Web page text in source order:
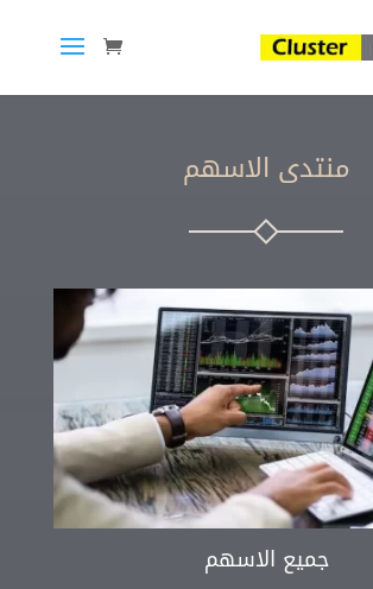
منتدى الاسهم
جميع الاسهم